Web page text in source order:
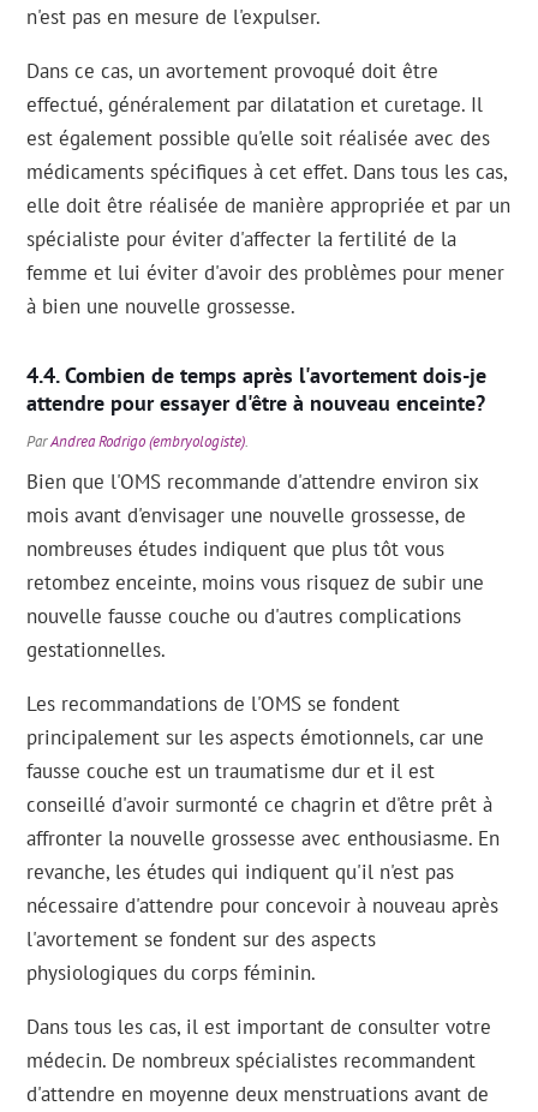
n'est pas en mesure de l'expulser.
Dans ce cas, un avortement provoqué doit être
effectué, généralement par dilatation et curetage. Il
est également possible qu'elle soit réalisée avec des
médicaments spécifiques à cet effet. Dans tous les cas,
elle doit être réalisée de manière appropriée et par un
spécialiste pour éviter d'affecter la fertilité de la
femme et lui éviter d'avoir des problèmes pour mener
à bien une nouvelle grossesse.
Combien de temps après l'avortement dois-je
attendre pour essayer d'être à nouveau enceinte?
ParAndrea Rodrigo (embryologiste).
Bien que l'OMS recommande d'attendre environ six
mois avant d'envisager une nouvelle grossesse, de
nombreuses études indiquent que plus tôt vous
retombez enceinte, moins vous risquez de subir une
nouvelle fausse couche ou d'autres complications
gestationnelles.
Les recommandations de l'OMS se fondent
principalement sur les aspects émotionnels, car une
fausse couche est un traumatisme dur et il est
conseillé d'avoir surmonté ce chagrin et d'être prêt à
affronter la nouvelle grossesse avec enthousiasme. En
revanche, les études qui indiquent qu'il n'est pas
nécessaire d'attendre pour concevoir à nouveau après
l'avortement se fondent sur des aspects
physiologiques du corps féminin.
Dans tous les cas, il est important de consulter votre
médecin. De nombreux spécialistes recommandent
d'attendre en moyenne deux menstruations avant de